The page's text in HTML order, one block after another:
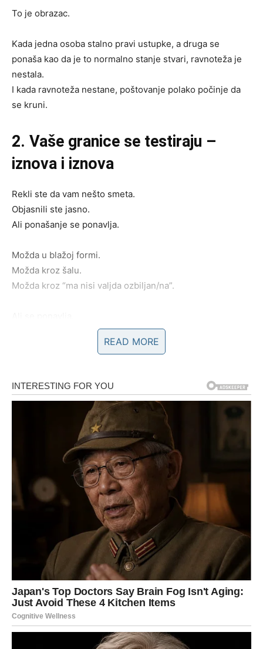
To je obrazac.
Kada jedna osoba stalno pravi ustupke, a druga se
ponaša kao da je to normalno stanje stvari, ravnoteža je
nestala.
I kada ravnoteža nestane, poštovanje polako počinje da
se kruni.
2. Vaše granice se testiraju –
iznova i iznova
Rekli ste da vam nešto smeta.
Objasnili ste jasno.
Ali ponašanje se ponavlja.
Možda u blažoj formi.
Možda kroz šalu.
Možda kroz “ma nisi valjda ozbiljan/na”.
Kada neko nastavlja da prelazi granicu nakon što ste je
3. Šale koje vas umanjuju, ali “ne
smete” da reagujete
Postoji razlika između zdrave šale i ponižavanja
upakovanog u humor.
Ako vas neko često “pecne” pred drugima, napravi vas
smešnim u društvu, a onda kaže da nemate smisla za
humor kada reagujete – to je manipulacija.
Jer cilj nije smeh.
Cilj je dominacija.
4. Obećanja bez dela
READ MORE